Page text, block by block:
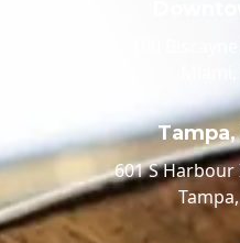
100
601 S